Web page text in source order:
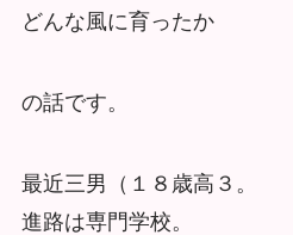
どんな風に育ったか
の話です。
最近三男（１８歳高３。
進路は専門学校。